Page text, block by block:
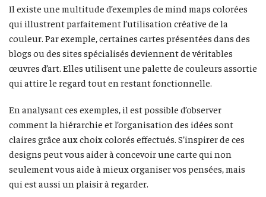
Il existe une multitude d’exemples de mind maps colorées
qui illustrent parfaitement l’utilisation créative de la
couleur. Par exemple, certaines cartes présentées dans des
blogs ou des sites spécialisés deviennent de véritables
œuvres d’art. Elles utilisent une palette de couleurs assortie
qui attire le regard tout en restant fonctionnelle.
En analysant ces exemples, il est possible d’observer
comment la hiérarchie et l’organisation des idées sont
claires grâce aux choix colorés effectués. S’inspirer de ces
designs peut vous aider à concevoir une carte qui non
seulement vous aide à mieux organiser vos pensées, mais
qui est aussi un plaisir à regarder.